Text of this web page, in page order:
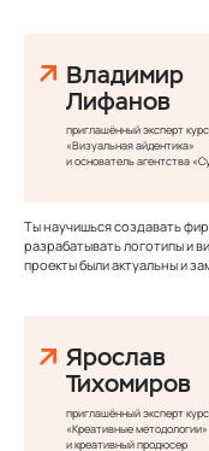
Владимир
Лифанов
приглашённый эксперт
«Визуальная айдентика»
и основатель агентства
Ты научишься создавать
разрабатывать логотипы и
проекты были актуальны и
Ярослав
Тихомиров
приглашённый эксперт
«Креативные методологии»
и креативный продюсер